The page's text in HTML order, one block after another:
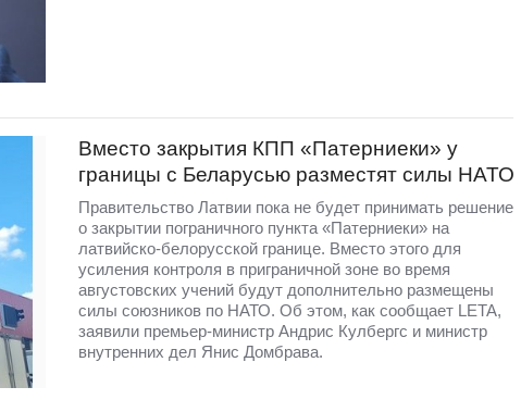
Вместо закрытия КПП «Патерниеки» у
границы с Беларусью разместят силы НАТО
Правительство Латвии пока не будет принимать решение
о закрытии пограничного пункта «Патерниеки» на
латвийско-белорусской границе. Вместо этого для
усиления контроля в приграничной зоне во время
августовских учений будут дополнительно размещены
силы союзников по НАТО. Об этом, как сообщает LETA,
заявили премьер-министр Андрис Кулбергс и министр
внутренних дел Янис Домбрава.